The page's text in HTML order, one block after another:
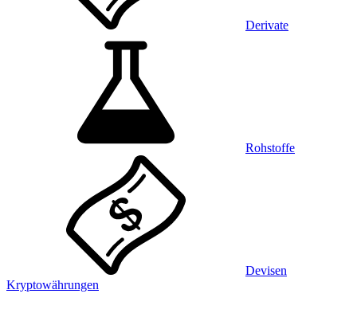
Derivate
Rohstoffe
Devisen
Kryptowährungen